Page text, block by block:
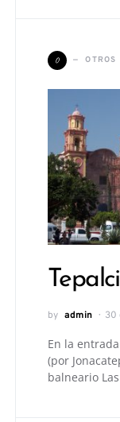
O OTROS
by admin 30
En la
(por
balneario